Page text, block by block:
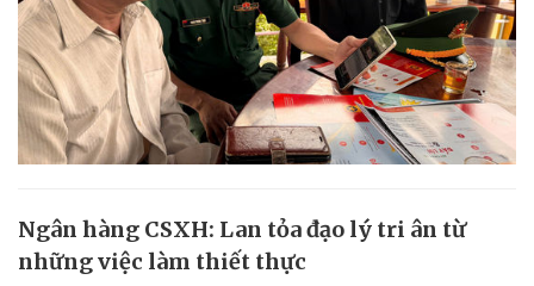
Ngân hàng CSXH: Lan tỏa đạo lý tri ân từ
những việc làm thiết thực